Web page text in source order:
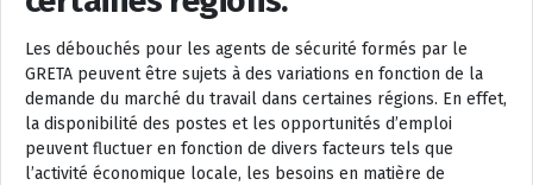
Les débouchés pour les agents de sécurité formés par le
GRETA peuvent être sujets à des variations en fonction de la
demande du marché du travail dans certaines régions. En effet,
la disponibilité des postes et les opportunités d’emploi
peuvent fluctuer en fonction de divers facteurs tels que
l’activité économique locale, les besoins en matière de